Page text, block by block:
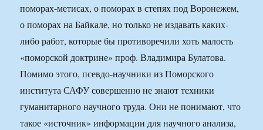
поморах-метисах, о поморах в степях под Воронежем,
о поморах на Байкале, но только не издавать каких-
либо работ, которые бы противоречили хоть малость
«поморской доктрине» проф. Владимира Булатова.
Помимо этого, псевдо-научники из Поморского
института САФУ совершенно не знают техники
гуманитарного научного труда. Они не понимают, что
такое «источник» информации для научного анализа,